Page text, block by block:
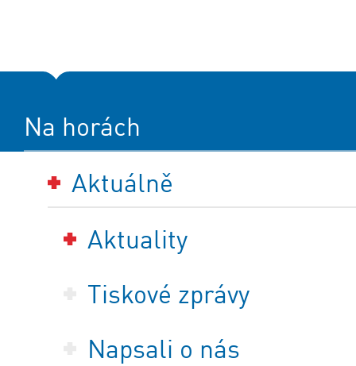
Na horách
Aktuálně
Aktuality
Tiskové zprávy
Napsali o nás